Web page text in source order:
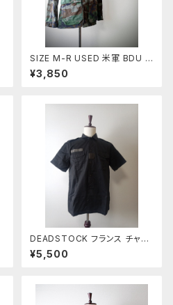
SIZE M-R USED 米軍 BDU J
ACKET ウッドランドカモ 前期
型 ノンリップ(4)
¥3,850
DEADSTOCK フランス チャド
トロピカルシャツ ブラック染め
¥5,500